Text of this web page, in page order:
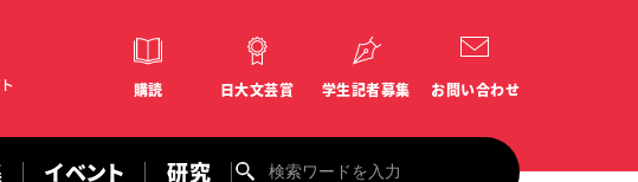
購読 日大文芸賞 学生記者募集 お問い合わせ
イベント 研究